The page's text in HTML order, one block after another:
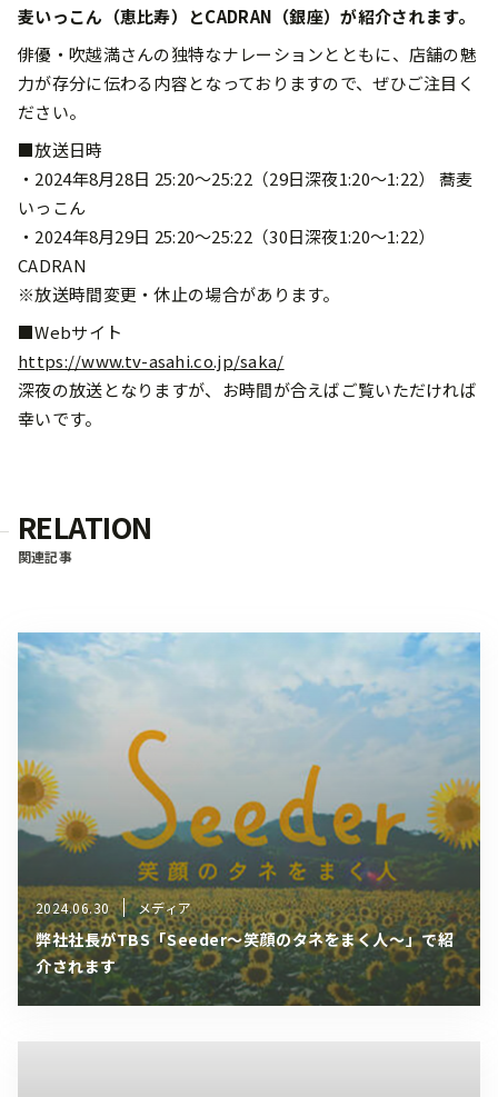
麦いっこん（恵比寿）とCADRAN（銀座）が紹介されます。
俳優・吹越満さんの独特なナレーションとともに、店舗の魅
力が存分に伝わる内容となっておりますので、ぜひご注目く
ださい。
■放送日時
・2024年8月28日 25:20～25:22（29日深夜1:20～1:22） 蕎麦
いっこん
・2024年8月29日 25:20～25:22（30日深夜1:20～1:22）
CADRAN
※放送時間変更・休止の場合があります。
■Webサイト
https://www.tv-asahi.co.jp/saka/
深夜の放送となりますが、お時間が合えばご覧いただければ
幸いです。
RELATION
関連記事
2024.06.30 メディア
弊社社長がTBS「Seeder〜笑顔のタネをまく人〜」で紹
介されます